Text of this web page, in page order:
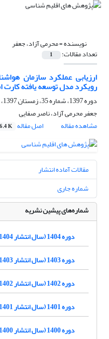
نویسنده =محرمی آزاد، جعفر
تعداد مقالات: 1
ارزیابی عملکرد سازمان
رویکرد مدل توسعه یافته کارت
دوره 1397، شماره 35، زمستان 1397، صفحه
جعفر محرمی آزاد، ناصر صفایی
مشاهده مقاله
اصل مقاله K
مقالات آماده انتشار
شماره جاری
شماره‌های پیشین نشریه
دوره 1404 (سال انتشار 1404)
دوره 1403 (سال انتشار 1403)
دوره 1402 (سال انتشار 1402)
دوره 1401 (سال انتشار 1401)
دوره 1400 (سال انتشار 1400)